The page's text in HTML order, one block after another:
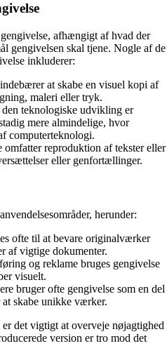
afhængigt af hvad der
gengivelsen skal tjene. Nogle af de
inkluderer:
at skabe en visuel kopi af
maleri eller tryk.
teknologiske udvikling er
mere almindelige, hvor
computerteknologi.
omfatter reproduktion af tekster eller
eller genfortællinger.
herunder:
ofte til at bevare originalværker
af vigtige dokumenter.
og reklame bruges gengivelse
visuelt.
bruger ofte gengivelse som en del
skabe unikke værker.
det vigtigt at overveje nøjagtighed
version er tro mod det